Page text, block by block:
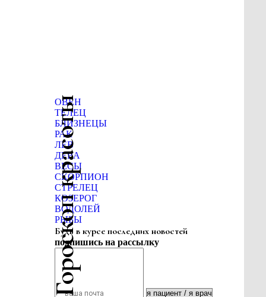
Гороскоп красоты
ОВЕН
ТЕЛЕЦ
БЛИЗНЕЦЫ
РАК
ЛЕВ
ДЕВА
ВЕСЫ
СКОРПИОН
СТРЕЛЕЦ
КОЗЕРОГ
ВОДОЛЕЙ
РЫБЫ
Будь в курсе последних новостей
подпишись на рассылку